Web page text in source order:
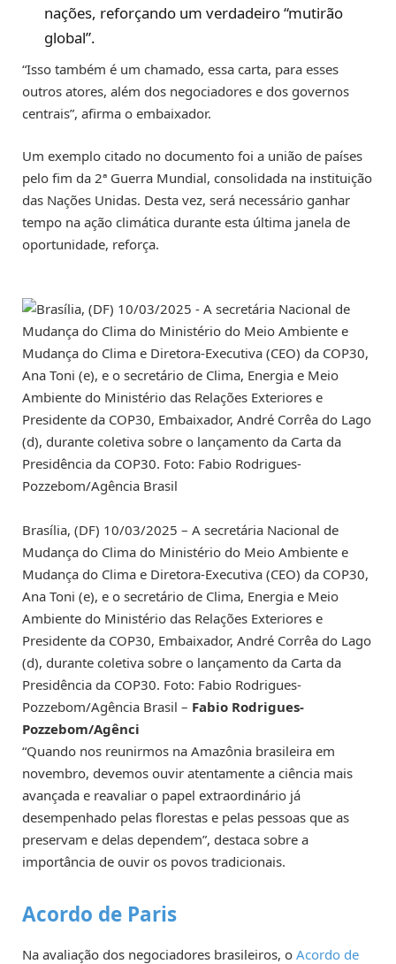
nações, reforçando um verdadeiro “mutirão
global”.
“Isso também é um chamado, essa carta, para esses
outros atores, além dos negociadores e dos governos
centrais”, afirma o embaixador.
Um exemplo citado no documento foi a união de países
pelo fim da 2ª Guerra Mundial, consolidada na instituição
das Nações Unidas. Desta vez, será necessário ganhar
tempo na ação climática durante esta última janela de
oportunidade, reforça.
Brasília, (DF) 10/03/2025 – A secretária Nacional de
Mudança do Clima do Ministério do Meio Ambiente e
Mudança do Clima e Diretora-Executiva (CEO) da COP30,
Ana Toni (e), e o secretário de Clima, Energia e Meio
Ambiente do Ministério das Relações Exteriores e
Presidente da COP30, Embaixador, André Corrêa do Lago
(d), durante coletiva sobre o lançamento da Carta da
Presidência da COP30. Foto: Fabio Rodrigues-
Pozzebom/Agência Brasil – Fabio Rodrigues-
Pozzebom/Agênci
“Quando nos reunirmos na Amazônia brasileira em
novembro, devemos ouvir atentamente a ciência mais
avançada e reavaliar o papel extraordinário já
desempenhado pelas florestas e pelas pessoas que as
preservam e delas dependem”, destaca sobre a
importância de ouvir os povos tradicionais.
Acordo de Paris
Na avaliação dos negociadores brasileiros, o Acordo de